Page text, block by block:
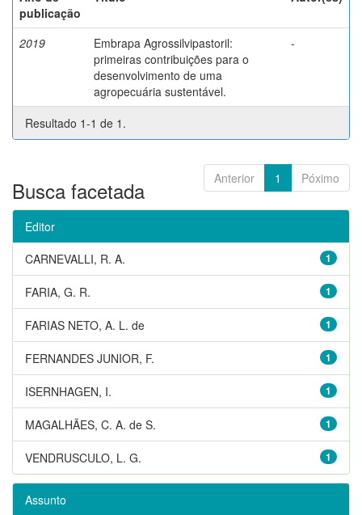
publicação
2019
Embrapa Agrossilvipastoril:
primeiras contribuições para o
desenvolvimento de uma
agropecuária sustentável.
-
Resultado 1-1 de 1.
Anterior 1 Póximo
Busca facetada
Editor
1
CARNEVALLI, R. A.
1
FARIA, G. R.
1
FARIAS NETO, A. L. de
1
FERNANDES JUNIOR, F.
1
ISERNHAGEN, I.
1
MAGALHÃES, C. A. de S.
1
VENDRUSCULO, L. G.
Assunto